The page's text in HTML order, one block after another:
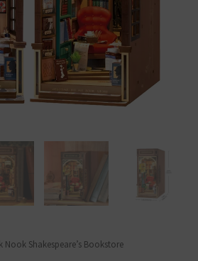
Shakespeare’s Bookstore